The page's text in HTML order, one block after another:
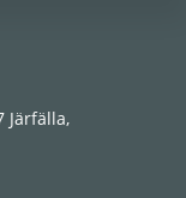
Järfälla,